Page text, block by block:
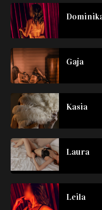
Gaja
Kasia
Laura
Leila